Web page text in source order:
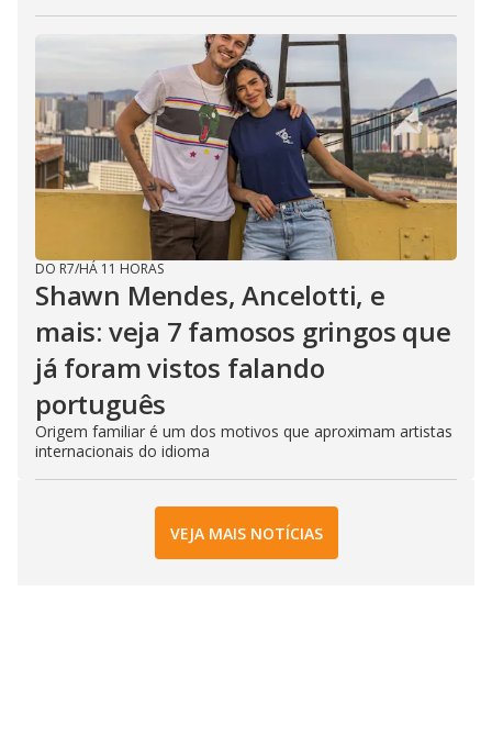
DO R7/HÁ 11 HORAS
Shawn Mendes, Ancelotti, e
mais: veja 7 famosos gringos que
já foram vistos falando
português
Origem familiar é um dos motivos que aproximam artistas
internacionais do idioma
VEJA MAIS NOTÍCIAS